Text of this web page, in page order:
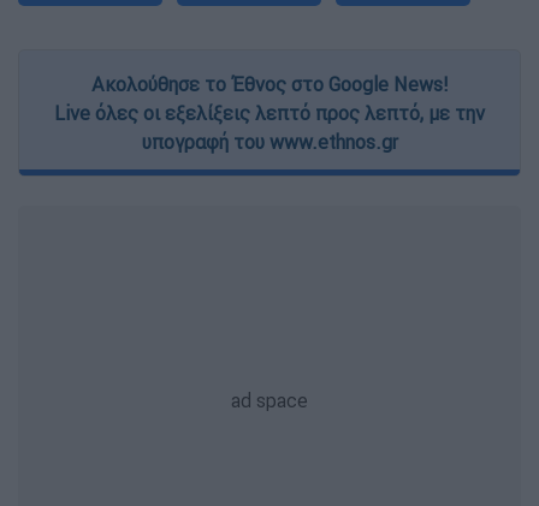
Ακολούθησε το Έθνος στο Google News!
Live όλες οι εξελίξεις λεπτό προς λεπτό, με την
υπογραφή του www.ethnos.gr